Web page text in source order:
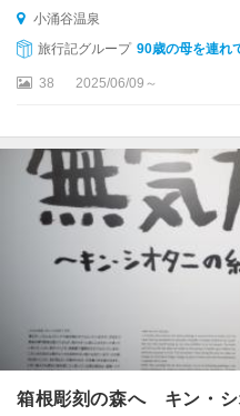
小涌谷温泉
旅行記グループ 90歳の母を連れ
38 2025/06/09～
箱根彫刻の森へ キン・シ